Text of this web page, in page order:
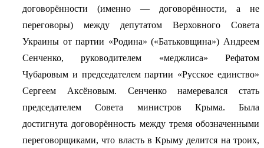
договорённости (именно — договорённости, а не
переговоры) между депутатом Верховного Совета
Украины от партии «Родина» («Батьковщина») Андреем
Сенченко, руководителем «меджлиса» Рефатом
Чубаровым и председателем партии «Русское единство»
Сергеем Аксёновым. Сенченко намеревался стать
председателем Совета министров Крыма. Была
достигнута договорённость между тремя обозначенными
переговорщиками, что власть в Крыму делится на троих,